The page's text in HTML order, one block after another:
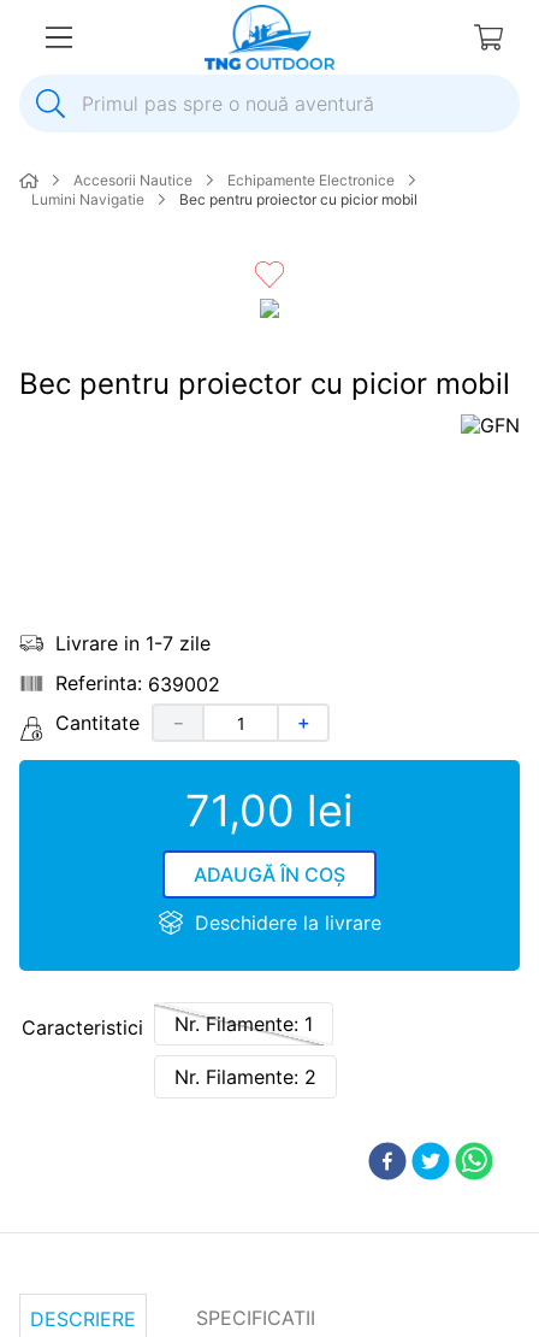
Primul pas spre o nouă aventură
2.
elice
biminitop
Accesorii Nautice
Echipamente Electronice
Lumini Navigatie
Bec pentru proiector cu picior mobil
Bec pentru proiector cu picior mobil
Livrare in 1-7 zile
639002
Cantitate
＋
－
71,00 lei
ADAUGĂ ÎN COȘ
Deschidere la livrare
Caracteristici Nr. Filamente: 1
Nr. Filamente: 2
DESCRIERE SPECIFICATII